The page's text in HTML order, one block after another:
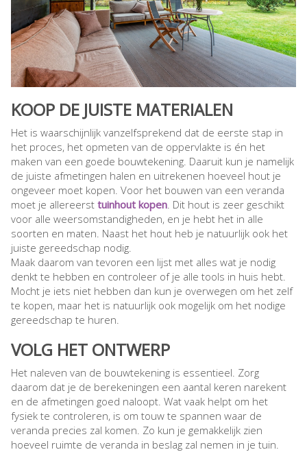
KOOP DE JUISTE MATERIALEN
Het is waarschijnlijk vanzelfsprekend dat de eerste stap in
het proces, het opmeten van de oppervlakte is én het
maken van een goede bouwtekening. Daaruit kun je namelijk
de juiste afmetingen halen en uitrekenen hoeveel hout je
ongeveer moet kopen. Voor het bouwen van een veranda
moet je allereerst tuinhout kopen . Dit hout is zeer geschikt
voor alle weersomstandigheden, en je hebt het in alle
soorten en maten. Naast het hout heb je natuurlijk ook het
juiste gereedschap nodig.
Maak daarom van tevoren een lijst met alles wat je nodig
denkt te hebben en controleer of je alle tools in huis hebt.
Mocht je iets niet hebben dan kun je overwegen om het zelf
te kopen, maar het is natuurlijk ook mogelijk om het nodige
gereedschap te huren.
VOLG HET ONTWERP
Het naleven van de bouwtekening is essentieel. Zorg
daarom dat je de berekeningen een aantal keren narekent
en de afmetingen goed naloopt. Wat vaak helpt om het
fysiek te controleren, is om touw te spannen waar de
veranda precies zal komen. Zo kun je gemakkelijk zien
hoeveel ruimte de veranda in beslag zal nemen in je tuin.